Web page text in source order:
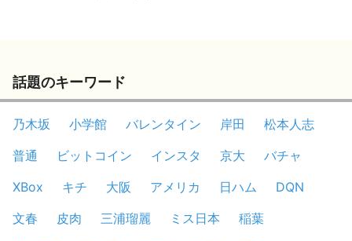
話題のキーワード
乃木坂 小学館 バレンタイン 岸田
松本人志
普通
ビットコイン インスタ 京大
バチャ
XBox
キチ 大阪 アメリカ 日ハム
DQN
文春
皮肉 三浦瑠麗 ミス日本
稲葉